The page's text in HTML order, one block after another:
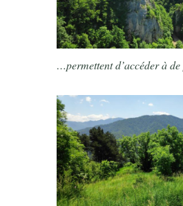
…permettent d’accéder à